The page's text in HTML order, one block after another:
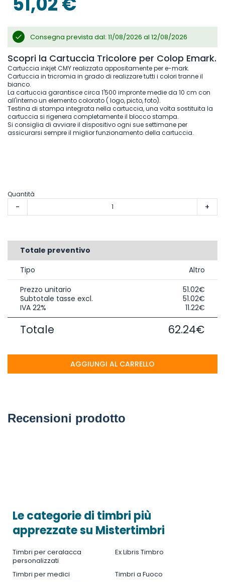
Consegna prevista dal: 11/08/2026 al 12/08/2026
Scopri la Cartuccia Tricolore per Colop Emark.
Cartuccia inkjet CMY realizzata appositamente per e-mark.
Cartuccia in tricromia in grado di realizzare tutti i colori tranne il
bianco.
La cartuccia garantisce circa 1'500 impronte medie da 10 cm con
all'interno un elemento colorato ( logo, picto, foto).
Testina di stampa integrata nella cartuccia, una volta sostituita la
cartuccia si rigenera completamente il blocco stampa.
Si consiglia di avviare il dispositivo ogni sue settimane per
assicurarsi sempre il miglior funzionamento della cartuccia.
Recensioni prodotto
Quantità
- +
Totale preventivo
Tipo
Altro
Prezzo unitario
51.02€
Subtotale tasse excl.
51.02€
IVA 22%
11.22€
Totale 62.24€
AGGIUNGI AL CARRELLO
Le categorie di timbri più
apprezzate su Mistertimbri
Timbri per ceralacca
personalizzati
Ex Libris Timbro
Timbri per medici
Timbri a Fuoco